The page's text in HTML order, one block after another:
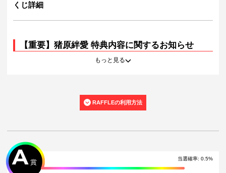
くじ詳細
【重要】猪原絆愛 特典内容に関するお知らせ
コメント等の追加要素）はございません。
A賞
10連特典
Wチャンス賞
もっと見る
RAFFLEの利用方法
当選確率: 0.5%
A 賞